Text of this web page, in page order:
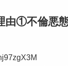
由①不倫悪